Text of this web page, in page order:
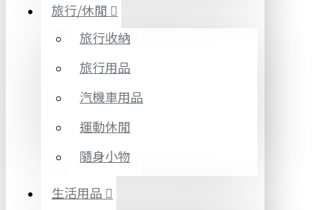
旅行/休閒
旅行收納
旅行用品
汽機車用品
運動休閒
隨身小物
生活用品